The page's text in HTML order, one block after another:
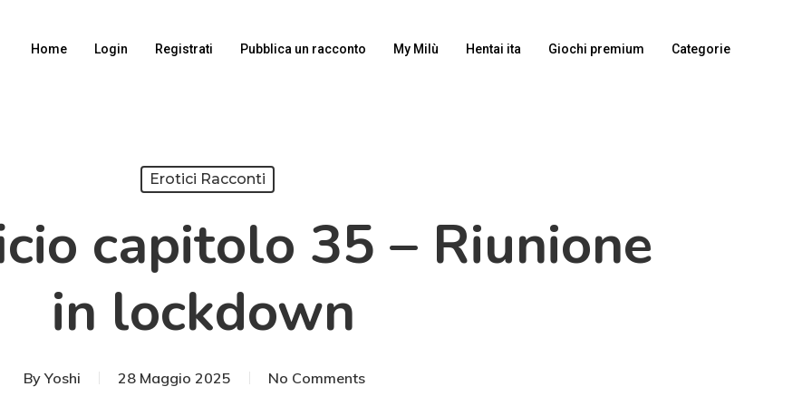
Home Login Registrati Pubblica un racconto My Milù Hentai ita Giochi premium Categorie
Erotici Racconti
capitolo 35 – Riunione
in lockdown
By Yoshi 28 Maggio 2025 No Comments